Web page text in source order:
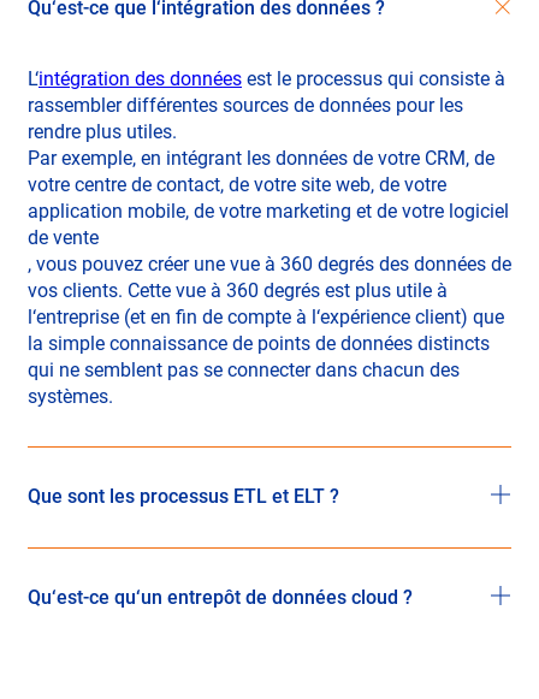
Qu‘est-ce que l‘intégration des données ?
L‘intégration des données est le processus qui consiste à
rassembler différentes sources de données pour les
rendre plus utiles.
Par exemple, en intégrant les données de votre CRM, de
votre centre de contact, de votre site web, de votre
application mobile, de votre marketing et de votre logiciel
de vente
, vous pouvez créer une vue à 360 degrés des données de
vos clients. Cette vue à 360 degrés est plus utile à
l‘entreprise (et en fin de compte à l‘expérience client) que
la simple connaissance de points de données distincts
qui ne semblent pas se connecter dans chacun des
systèmes.
Que sont les processus ETL et ELT ?
dans les processusETL(Extract, Transform, Load) et ELT
Qu‘est-ce qu‘un entrepôt de données cloud ?